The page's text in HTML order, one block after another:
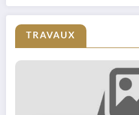
conventionné : Quel rôle pour les
bailleurs sociaux ?
TRAVAUX